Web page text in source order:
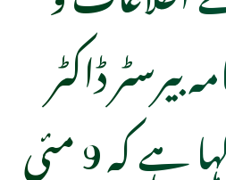
ڈاکٹر
سیف نے کہا ہے کہ 9 مئی